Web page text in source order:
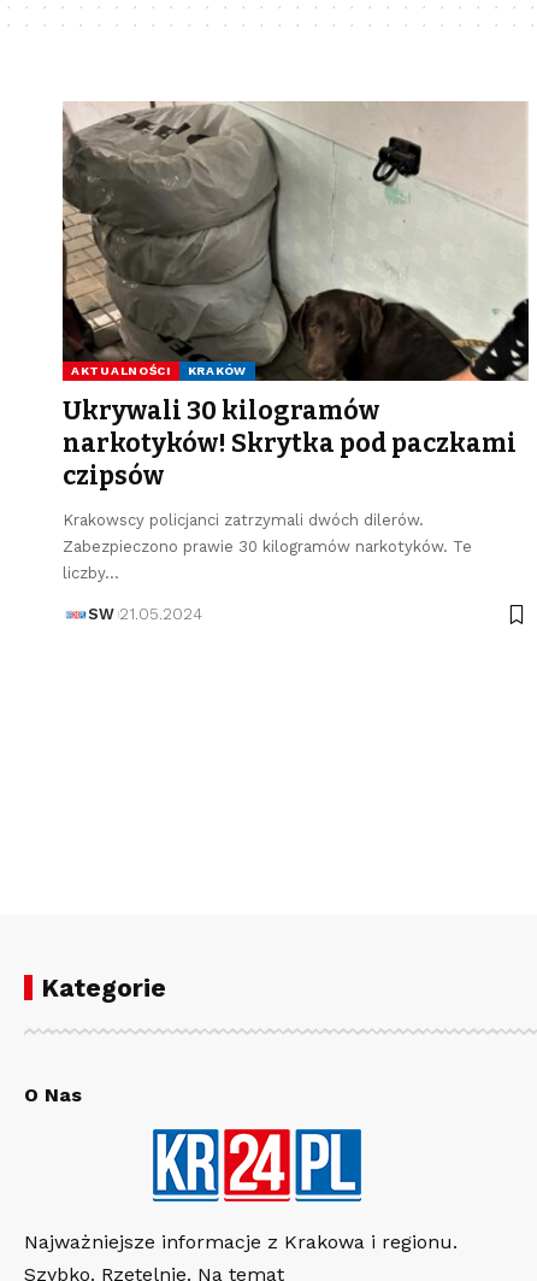
AKTUALNOŚCI KRAKÓW
Ukrywali 30 kilogramów
narkotyków! Skrytka pod paczkami
czipsów
Krakowscy policjanci zatrzymali dwóch dilerów.
Zabezpieczono prawie 30 kilogramów narkotyków. Te
liczby…
SW 21.05.2024
Kategorie
O Nas
Najważniejsze informacje z Krakowa i regionu.
Szybko. Rzetelnie. Na temat